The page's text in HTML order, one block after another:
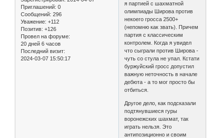
Приглашений: 0
Сообщений: 296
Уважение: +112
Позитив: +126
Провел на форуме:
20 дней 6 часов
Последний визит:
2024-03-07 15:50:17
я партией с шахматной
олимпиады Широва против
некоего гросса 2500+
(непомню как звать). Причем
партия с классическим
контролем. Когда я увидел
что сыграли против Широва -
чуть со стула не упал. Кстати
буржуйский гросс допустил
важную неточность в начале
дебюта - а то мог просто бы
отбиться.
Другое дело, как подсказали
подтянувшиеся гуры
воронежских шахмат, так
играть нельзя. Это
антипозиционно и своим